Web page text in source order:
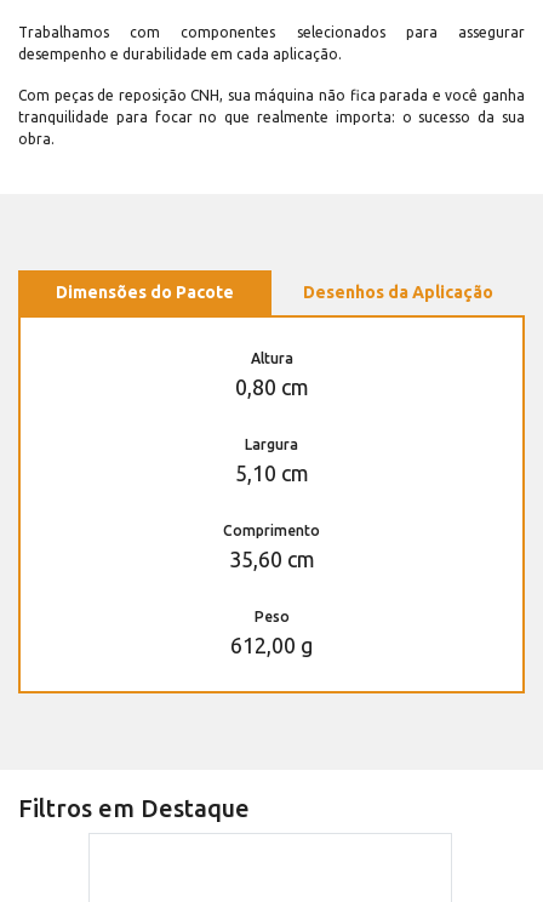
Trabalhamos com componentes selecionados para assegurar
desempenho e durabilidade em cada aplicação.
Com peças de reposição CNH, sua máquina não fica parada e você ganha
tranquilidade para focar no que realmente importa: o sucesso da sua
obra.
Dimensões do Pacote Desenhos da Aplicação
Altura
0,80 cm
Largura
5,10 cm
Comprimento
35,60 cm
Peso
612,00 g
Filtros em Destaque